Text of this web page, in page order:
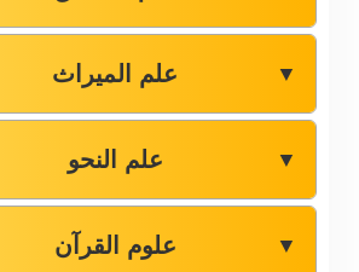
علم المیراث ▼
علم النحو ▼
علوم القرآن ▼